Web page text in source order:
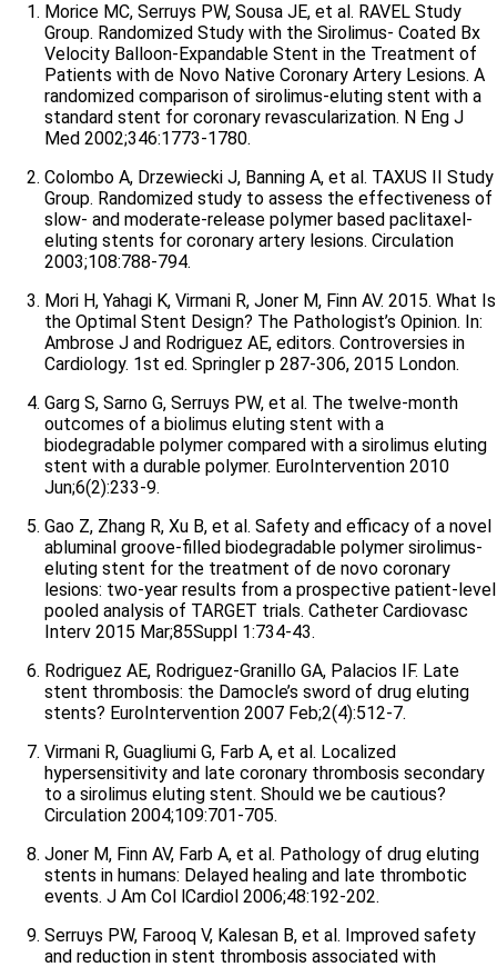
Morice MC, Serruys PW, Sousa JE, et al. RAVEL Study
Group. Randomized Study with the Sirolimus- Coated Bx
Velocity Balloon-Expandable Stent in the Treatment of
Patients with de Novo Native Coronary Artery Lesions. A
randomized comparison of sirolimus-eluting stent with a
standard stent for coronary revascularization. N Eng J
Med 2002;346:1773-1780.
Colombo A, Drzewiecki J, Banning A, et al. TAXUS II Study
Group. Randomized study to assess the effectiveness of
slow- and moderate-release polymer based paclitaxel-
eluting stents for coronary artery lesions. Circulation
2003;108:788-794.
Mori H, Yahagi K, Virmani R, Joner M, Finn AV. 2015. What Is
the Optimal Stent Design? The Pathologist’s Opinion. In:
Ambrose J and Rodriguez AE, editors. Controversies in
Cardiology. 1st ed. Springler p 287-306, 2015 London.
Garg S, Sarno G, Serruys PW, et al. The twelve-month
outcomes of a biolimus eluting stent with a
biodegradable polymer compared with a sirolimus eluting
stent with a durable polymer. EuroIntervention 2010
Jun;6(2):233-9.
Gao Z, Zhang R, Xu B, et al. Safety and efficacy of a novel
abluminal groove-filled biodegradable polymer sirolimus-
eluting stent for the treatment of de novo coronary
lesions: two-year results from a prospective patient-level
pooled analysis of TARGET trials. Catheter Cardiovasc
Interv 2015 Mar;85Suppl 1:734-43.
Rodriguez AE, Rodriguez-Granillo GA, Palacios IF. Late
stent thrombosis: the Damocle’s sword of drug eluting
stents? EuroIntervention 2007 Feb;2(4):512-7.
Virmani R, Guagliumi G, Farb A, et al. Localized
hypersensitivity and late coronary thrombosis secondary
to a sirolimus eluting stent. Should we be cautious?
Circulation 2004;109:701-705.
Joner M, Finn AV, Farb A, et al. Pathology of drug eluting
stents in humans: Delayed healing and late thrombotic
events. J Am Col lCardiol 2006;48:192-202.
Serruys PW, Farooq V, Kalesan B, et al. Improved safety
and reduction in stent thrombosis associated with